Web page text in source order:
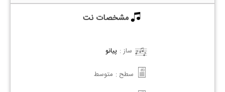
مشخصات نت
ساز : پیانو
سطح : متوسط